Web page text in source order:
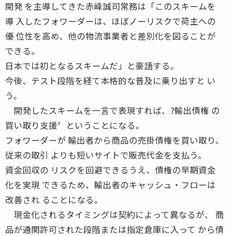
開発 を主導してきた赤峰誠司常務は「このスキームを
導 入したフォワーダーは、ほぼノーリスクで荷主への
優 位性を高め、他の物流事業者と差別化を図ることが
できる。
日本では初となるスキームだ」と豪語する。
今後、テスト段階を経て本格的な普及に乗り出すと い
う。
開発したスキームを一言で表現すれば、?輸出債権 の
買い取り支援〞ということになる。
フォワーダーが 輸出者から商品の売掛債権を買い取り、
従来の取引 よりも短いサイトで販売代金を支払う。
資金回収の リスクを回避できるうえ、債権の早期資金
化を実現 できるため、輸出者のキャッシュ・フローは
改善され ることになる。
現金化されるタイミングは契約によって異なるが、 商
品が通関許可された段階または指定倉庫に入って から債